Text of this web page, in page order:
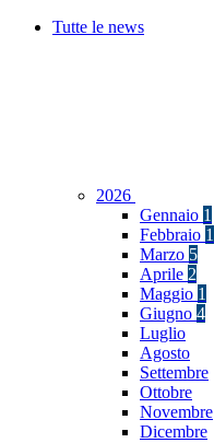
Tutte le news
2026
Gennaio 1
Febbraio 1
Marzo 5
Aprile 2
Maggio 1
Giugno 4
Luglio
Agosto
Settembre
Ottobre
Novembre
Dicembre